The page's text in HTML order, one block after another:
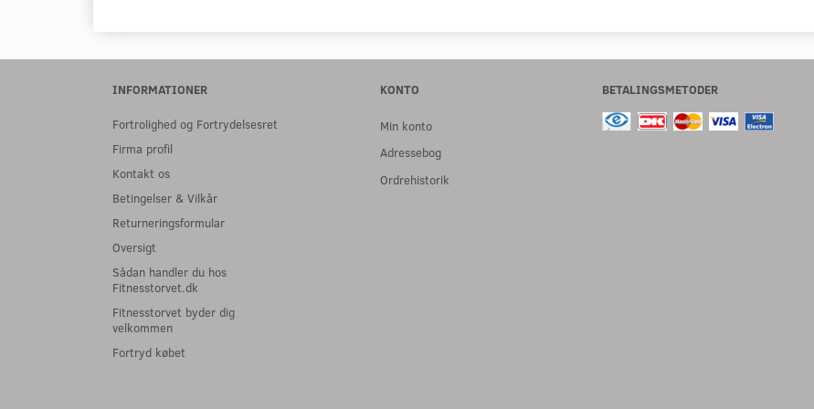
INFORMATIONER
Fortrolighed og Fortrydelsesret
Firma profil
Kontakt os
Betingelser & Vilkår
Returneringsformular
Oversigt
Sådan handler du hos
Fitnesstorvet.dk
Fitnesstorvet byder dig
velkommen
Fortryd købet
KONTO
Min konto
Adressebog
Ordrehistorik
BETALINGSMETODER